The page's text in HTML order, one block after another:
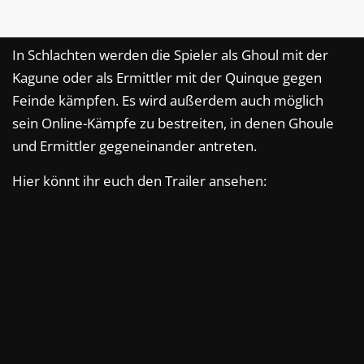
In Schlachten werden die Spieler als Ghoul mit der
Kagune oder als Ermittler mit der Quinque gegen
Feinde kämpfen. Es wird außerdem auch möglich
sein Online-Kämpfe zu bestreiten, in denen Ghoule
und Ermittler gegeneinander antreten.
Hier könnt ihr euch den Trailer ansehen: